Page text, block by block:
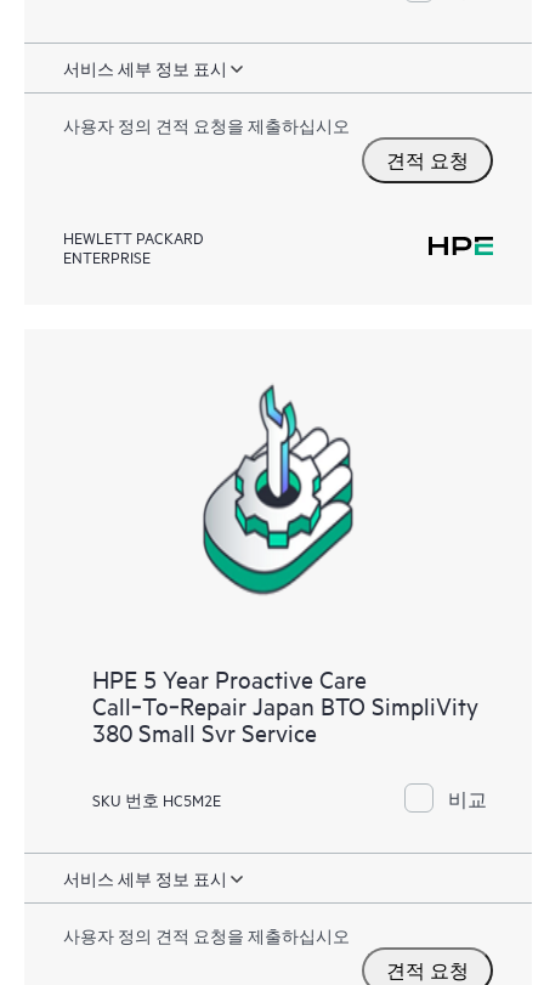
서비스 세부 정보 표시
사용자 정의 견적 요청을 제출하십시오
견적 요청
HEWLETT PACKARD
ENTERPRISE
HPE 5 Year Proactive Care
Call‑To‑Repair Japan BTO SimpliVity
380 Small Svr Service
SKU 번호 HC5M2E 비교
서비스 세부 정보 표시
사용자 정의 견적 요청을 제출하십시오
견적 요청